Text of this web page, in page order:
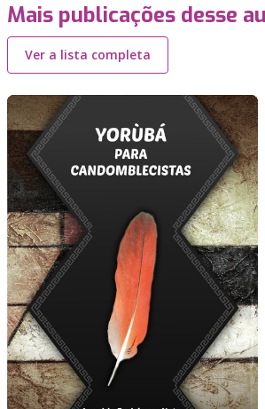
Mais publicações desse
Ver a lista completa